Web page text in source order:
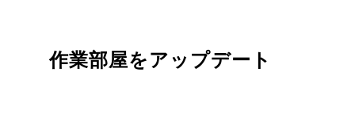
作業部屋をアップデート